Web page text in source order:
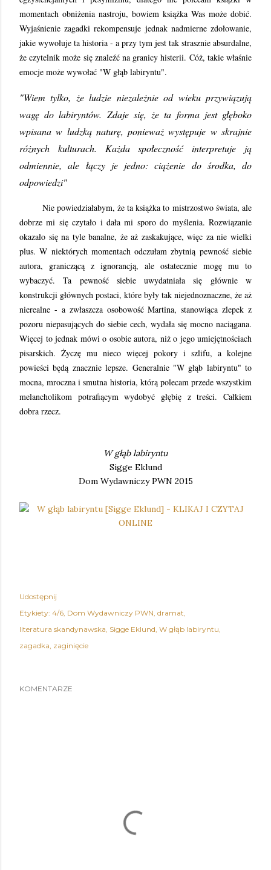
momentach obniżenia nastroju, bowiem książka Was może dobić.
Wyjaśnienie zagadki rekompensuje jednak nadmierne zdołowanie,
jakie wywołuje ta historia - a przy tym jest tak strasznie absurdalne,
że czytelnik może się znaleźć na granicy histerii. Cóż, takie właśnie
emocje może wywołać "W głąb labiryntu".
"Wiem tylko, że ludzie niezależnie od wieku przywiązują
wagę do labiryntów. Zdaje się, że ta forma jest głęboko
wpisana w ludzką naturę, ponieważ występuje w skrajnie
różnych kulturach. Każda społeczność interpretuje ją
odmiennie, ale łączy je jedno: ciążenie do środka, do
odpowiedzi"
Nie powiedziałabym, że ta książka to mistrzostwo świata, ale
dobrze mi się czytało i dała mi sporo do myślenia. Rozwiązanie
okazało się na tyle banalne, że aż zaskakujące, więc za nie wielki
plus. W niektórych momentach odczułam zbytnią pewność siebie
autora, graniczącą z ignorancją, ale ostatecznie mogę mu to
wybaczyć. Ta pewność siebie uwydatniała się głównie w
konstrukcji głównych postaci, które były tak niejednoznaczne, że aż
nierealne - a zwłaszcza osobowość Martina, stanowiąca zlepek z
pozoru niepasujących do siebie cech, wydała się mocno naciągana.
Więcej to jednak mówi o osobie autora, niż o jego umiejętnościach
pisarskich. Życzę mu nieco więcej pokory i szlifu, a kolejne
powieści będą znacznie lepsze. Generalnie "W głąb labiryntu" to
mocna, mroczna i smutna historia, którą polecam przede wszystkim
melancholikom potrafiącym wydobyć głębię z treści. Całkiem
dobra rzecz.
W głąb labiryntu
Sigge Eklund
Dom Wydawniczy PWN 2015
Udostępnij
Etykiety: 4/6 Dom Wydawniczy PWN dramat
literatura skandynawska Sigge Eklund W głąb labiryntu
zagadka zaginięcie
KOMENTARZE